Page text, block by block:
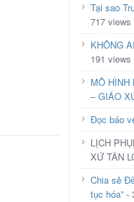
Tại sao
717 views
KHÔNG
191 views
MÔ HÌNH
– GIÁO
Đọc báo
LỊCH
XỨ TÂN
Chia sẻ
tục hóa” -